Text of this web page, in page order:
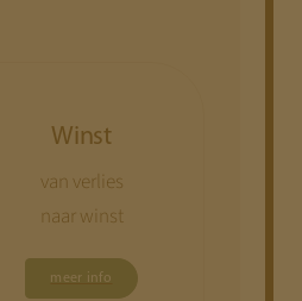
Winst
van verlies
naar winst
meer info